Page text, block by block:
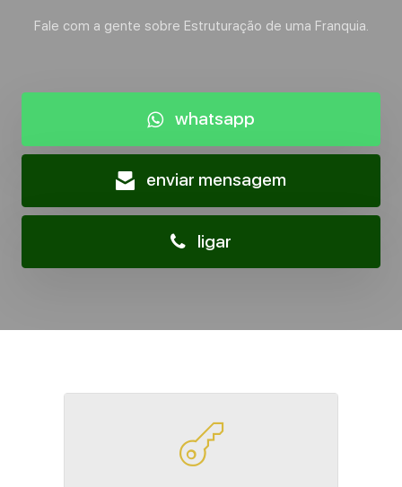
Fale com a gente sobre Estruturação de uma Franquia.
whatsapp
enviar mensagem
ligar